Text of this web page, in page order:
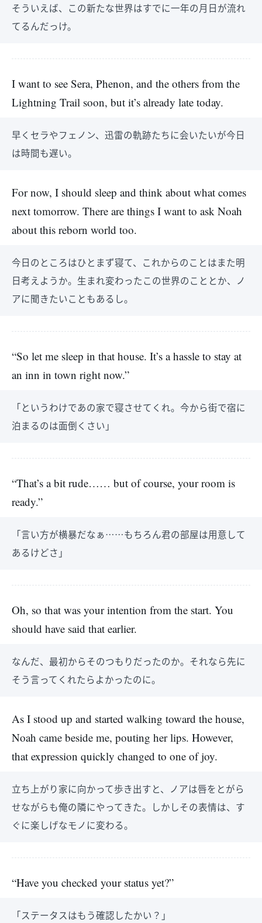
そういえば、この新たな世界はすでに一年の月日が流れ
てるんだっけ。
I want to see Sera, Phenon, and the others from the
Lightning Trail soon, but it’s already late today.
早くセラやフェノン、迅雷の軌跡たちに会いたいが今日
は時間も遅い。
For now, I should sleep and think about what comes
next tomorrow. There are things I want to ask Noah
about this reborn world too.
今日のところはひとまず寝て、これからのことはまた明
日考えようか。生まれ変わったこの世界のこととか、ノ
アに聞きたいこともあるし。
“So let me sleep in that house. It’s a hassle to stay at
an inn in town right now.”
「というわけであの家で寝させてくれ。今から街で宿に
泊まるのは面倒くさい」
“That’s a bit rude…… but of course, your room is
ready.”
「言い方が横暴だなぁ……もちろん君の部屋は用意して
あるけどさ」
Oh, so that was your intention from the start. You
should have said that earlier.
なんだ、最初からそのつもりだったのか。それなら先に
そう言ってくれたらよかったのに。
As I stood up and started walking toward the house,
Noah came beside me, pouting her lips. However,
that expression quickly changed to one of joy.
立ち上がり家に向かって歩き出すと、ノアは唇をとがら
せながらも俺の隣にやってきた。しかしその表情は、す
ぐに楽しげなモノに変わる。
“Have you checked your status yet?”
「ステータスはもう確認したかい？」